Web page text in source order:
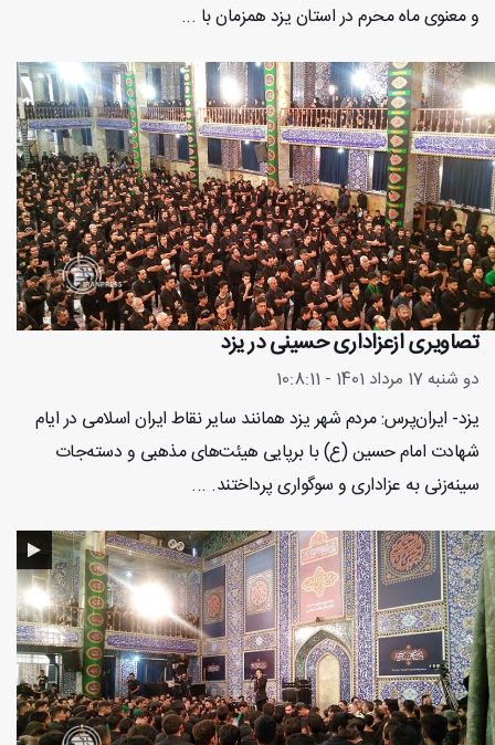
و معنوی ماه محرم در استان یزد همزمان با ...
تصاویری ازعزاداری حسینی در یزد
دو شنبه 17 مرداد 1401 - 10:8:11
یزد- ایران‌پرس: مردم شهر یزد همانند سایر نقاط ایران اسلامی در ایام
شهادت امام حسین (ع) با برپایی هیئت‌های مذهبی و دسته‌جات
سینه‌زنی به عزاداری و سوگواری پرداختند. ...